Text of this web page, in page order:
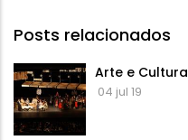
Posts relacionados
Arte e Cultura
04 jul 19